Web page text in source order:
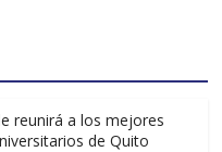
reunirá a los mejores
de Quito